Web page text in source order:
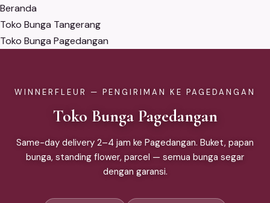
Beranda
Toko Bunga Tangerang
Toko Bunga Pagedangan
WINNERFLEUR — PENGIRIMAN KE PAGEDANGAN
Toko Bunga Pagedangan
Same-day delivery 2–4 jam ke Pagedangan. Buket, papan
bunga, standing flower, parcel — semua bunga segar
dengan garansi.